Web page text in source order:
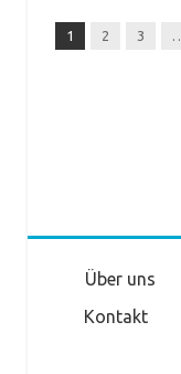
1 2 3
Über uns
Kontakt